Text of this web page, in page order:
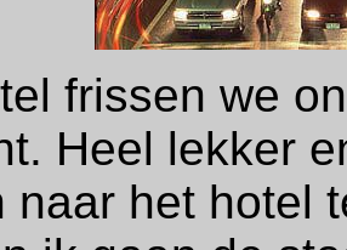
frissen we
Heel lekker
naar het hotel